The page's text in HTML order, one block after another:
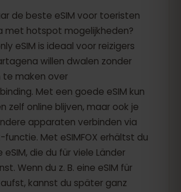
de beste eSIM voor toeristen
met hotspot mogelijkheden?
eSIM is ideaal voor reizigers
willen dwalen zonder
te maken over
Met een goede eSIM kun
zelf online blijven, maar ook je
apparaten verbinden via
Met eSIMFOX erhältst du
eSIM, die du für viele Länder
Wenn du z. B. eine eSIM für
kannst du später ganz